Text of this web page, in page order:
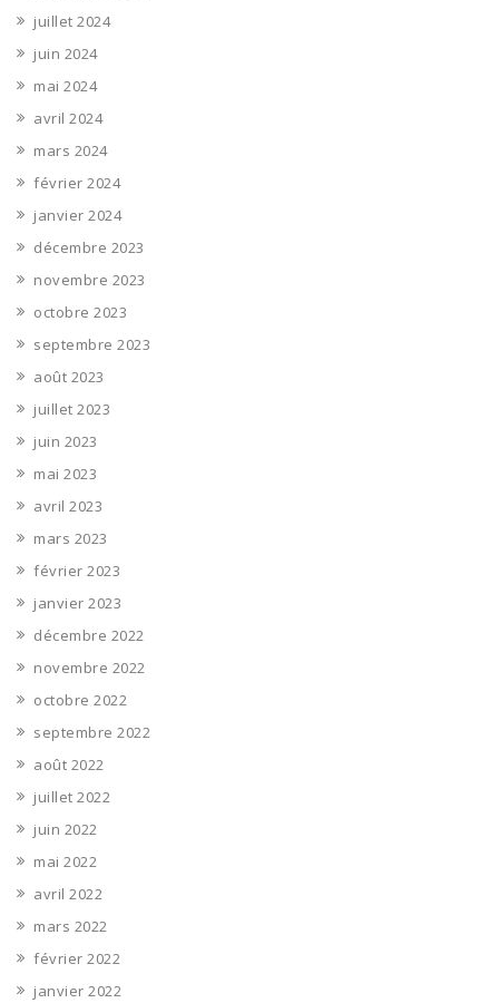
juillet 2024
juin 2024
mai 2024
avril 2024
mars 2024
février 2024
janvier 2024
décembre 2023
novembre 2023
octobre 2023
septembre 2023
août 2023
juillet 2023
juin 2023
mai 2023
avril 2023
mars 2023
février 2023
janvier 2023
décembre 2022
novembre 2022
octobre 2022
septembre 2022
août 2022
juillet 2022
juin 2022
mai 2022
avril 2022
mars 2022
février 2022
janvier 2022